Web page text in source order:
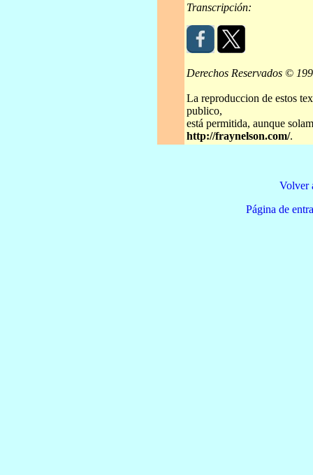
Transcripción:
Derechos Reservados ©
La reproduccion de estos
publico,
está permitida, aunque
http://fraynelson.com/.
Volver
Página de